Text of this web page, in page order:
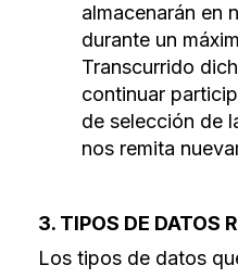
almacenarán en
durante un
Transcurrido
continuar
de selección de
nos remita
3. TIPOS DE DATOS
Los tipos de datos